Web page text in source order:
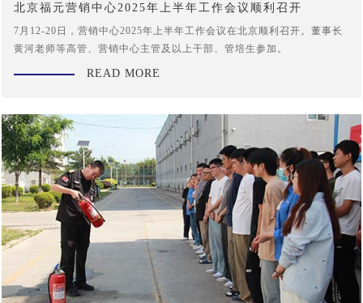
北京福元营销中心2025年上半年工作会议顺利召开
7月12-20日，营销中心2025年上半年工作会议在北京顺利召开。董事长
黄河老师等高管、营销中心主管及以上干部、管培生参加。
READ MORE